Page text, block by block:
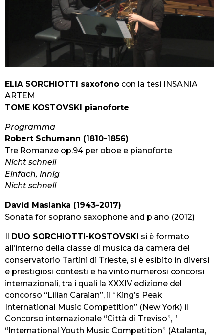
ELIA SORCHIOTTI saxofono con la tesi INSANIA
ARTEM
TOME KOSTOVSKI pianoforte
Programma
Robert Schumann (1810-1856)
Tre Romanze op.94 per oboe e pianoforte
Nicht schnell
Einfach, innig
Nicht schnell
David Maslanka (1943-2017)
Sonata for soprano saxophone and piano (2012)
DUO SORCHIOTTI-KOSTOVSKI si è formato
all’interno della classe di musica da camera del
conservatorio Tartini di Trieste, si è esibito in diversi
e prestigiosi contesti e ha vinto numerosi concorsi
internazionali, tra i quali la XXXIV edizione del
concorso “Lilian Caraian”, il “King’s Peak
International Music Competition” (New York) il
Concorso internazionale “Città di Treviso”, l’
“International Youth Music Competition” (Atalanta,